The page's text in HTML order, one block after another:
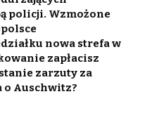
policji. Wzmożone
nowa strefa w
zapłacisz
zarzuty za
o Auschwitz?